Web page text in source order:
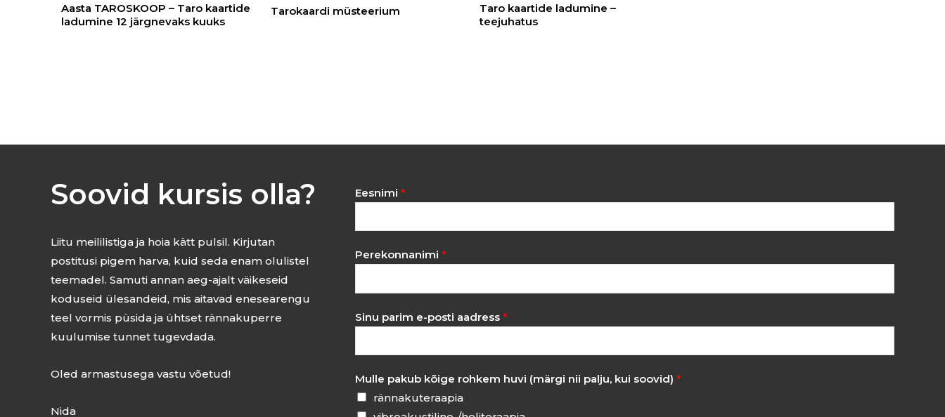
Aasta TAROSKOOP – Taro kaartide
ladumine 12 järgnevaks kuuks
Tarokaardi müsteerium
Taro kaartide ladumine –
teejuhatus
Soovid kursis olla?
Liitu meililistiga ja hoia kätt pulsil. Kirjutan
postitusi pigem harva, kuid seda enam olulistel
teemadel. Samuti annan aeg-ajalt väikeseid
koduseid ülesandeid, mis aitavad enesearengu
teel vormis püsida ja ühtset rännakuperre
kuulumise tunnet tugevdada.
Oled armastusega vastu võetud!
Nida
Eesnimi*
Perekonnanimi*
Sinu parim e-posti aadress*
Mulle pakub kõige rohkem huvi (märgi nii palju, kui soovid)*
rännakuteraapia